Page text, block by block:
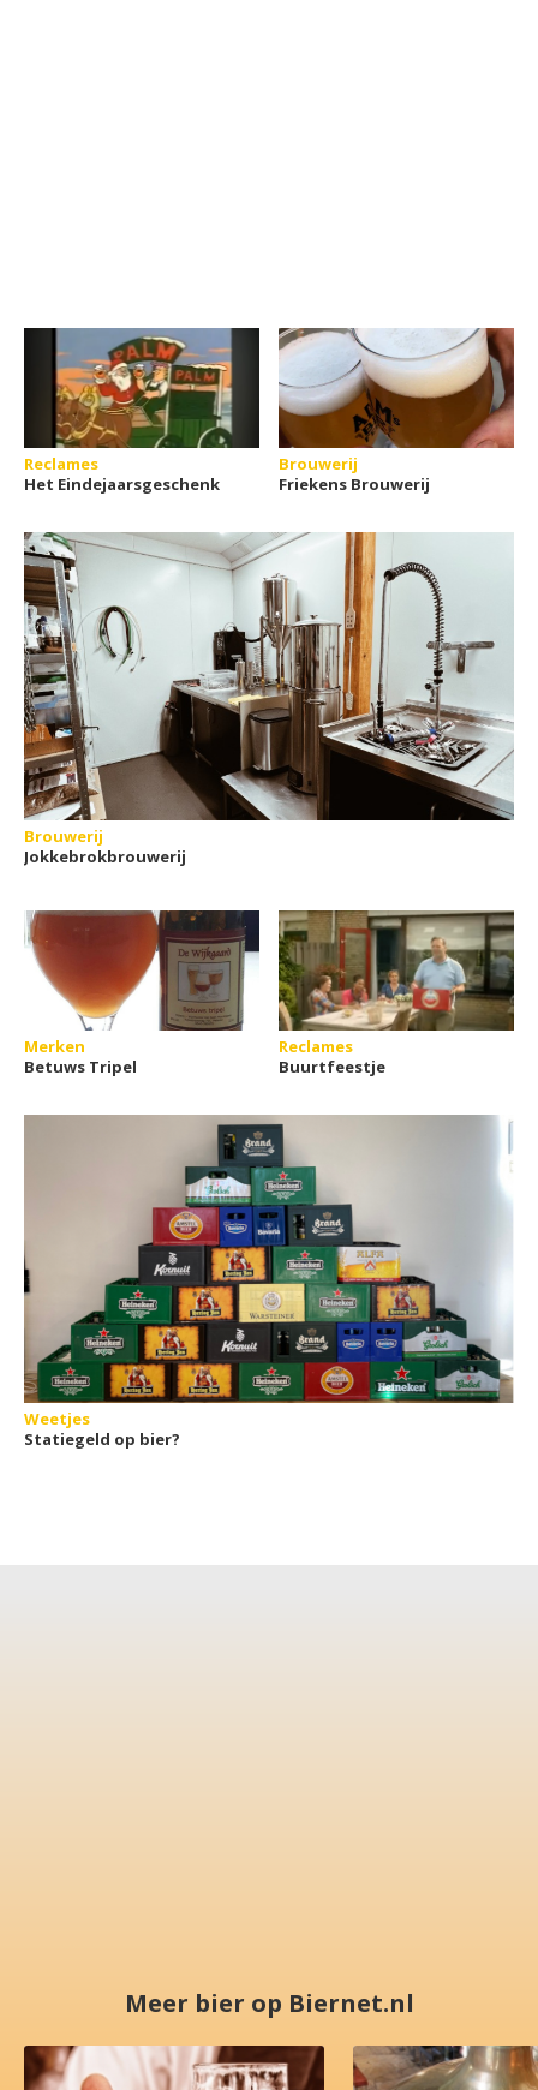
Reclames
Het Eindejaarsgeschenk
Brouwerij
Friekens Brouwerij
Brouwerij
Jokkebrokbrouwerij
Merken
Betuws Tripel
Reclames
Buurtfeestje
Weetjes
Statiegeld op bier?
Meer bier op Biernet.nl